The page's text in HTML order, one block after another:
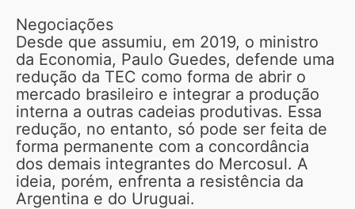
Negociações
Desde que assumiu, em 2019, o ministro
da Economia, Paulo Guedes, defende uma
redução da TEC como forma de abrir o
mercado brasileiro e integrar a produção
interna a outras cadeias produtivas. Essa
redução, no entanto, só pode ser feita de
forma permanente com a concordância
dos demais integrantes do Mercosul. A
ideia, porém, enfrenta a resistência da
Argentina e do Uruguai.